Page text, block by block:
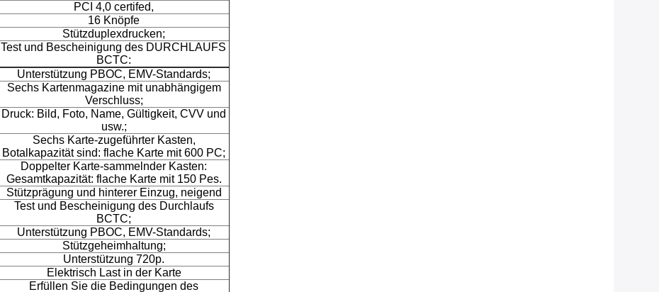
PCI 4,0 certifed,
16 Knöpfe
Stützduplexdrucken;
Test und Bescheinigung des DURCHLAUFS
BCTC:
Unterstützung PBOC, EMV-Standards;
Sechs Kartenmagazine mit unabhängigem
Verschluss;
Druck: Bild, Foto, Name, Gültigkeit, CVV und
usw.;
Sechs Karte-zugeführter Kasten,
Botalkapazität sind: flache Karte mit 600 PC;
Doppelter Karte-sammelnder Kasten:
Gesamtkapazität: flache Karte mit 150 Pes.
Stützprägung und hinterer Einzug, neigend
Test und Bescheinigung des Durchlaufs
BCTC;
Unterstützung PBOC, EMV-Standards;
Stützgeheimhaltung;
Unterstützung 720p.
Elektrisch Last in der Karte
Erfüllen Sie die Bedingungen des